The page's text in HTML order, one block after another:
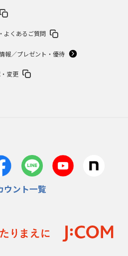
よくあるご質問
報／プレゼント・優待
変更
ウント一覧